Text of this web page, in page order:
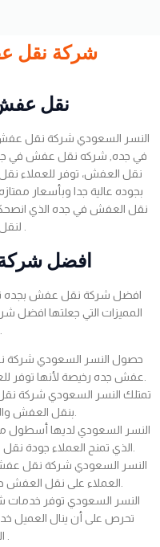
شركة نقل
نقل
النسر السعودي شركة نقل
في جده, شركه نقل عفش في جدة
نقل العفش، توفر للعملاء
بجوده عالية جدا وبأسعار
نقل العفش في جده الذي
افضل
افضل شركة نقل عفش بجده
المميزات التي جعلتها
حصول النسر السعودي
تمتلك النسر السعودي شركة
النسر السعودي لديها أسطول
النسر السعودي توفر
تحرص على أن ينال العميل